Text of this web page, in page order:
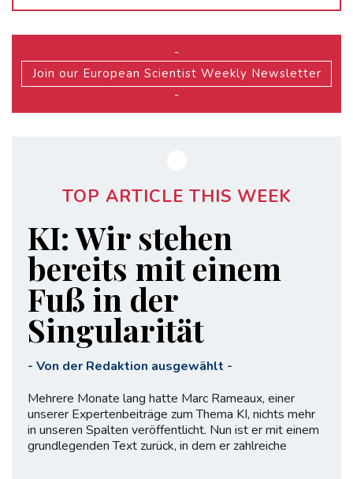
-
Join our European Scientist Weekly Newsletter
-
TOP ARTICLE THIS WEEK
KI: Wir stehen
bereits mit einem
Fuß in der
Singularität
- Von der Redaktion ausgewählt -
Mehrere Monate lang hatte Marc Rameaux, einer
unserer Expertenbeiträge zum Thema KI, nichts mehr
in unseren Spalten veröffentlicht. Nun ist er mit einem
grundlegenden Text zurück, in dem er zahlreiche